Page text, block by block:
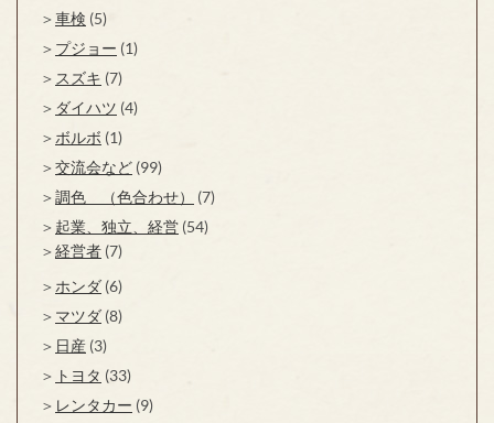
車検 (5)
プジョー (1)
スズキ (7)
ダイハツ (4)
ボルボ (1)
交流会など (99)
調色 （色合わせ）
(7)
起業、独立、経営 (54)
経営者 (7)
ホンダ (6)
マツダ (8)
日産 (3)
トヨタ (33)
レンタカー (9)